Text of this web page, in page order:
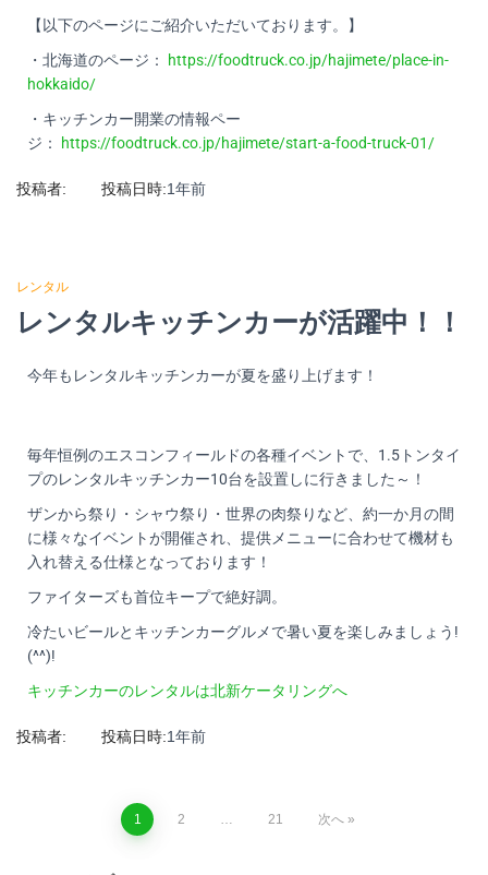
【以下のページにご紹介いただいております。】
・北海道のページ：
https://foodtruck.co.jp/hajimete/place-in-
hokkaido/
・キッチンカー開業の情報ペー
ジ：
https://foodtruck.co.jp/hajimete/start-a-food-truck-01/
投稿者: 投稿日時:1年前
レンタル
レンタルキッチンカーが活躍中！！
今年もレンタルキッチンカーが夏を盛り上げます！
毎年恒例のエスコンフィールドの各種イベントで、1.5トンタイ
プのレンタルキッチンカー10台を設置しに行きました～！
ザンから祭り・シャウ祭り・世界の肉祭りなど、約一か月の間
に様々なイベントが開催され、提供メニューに合わせて機材も
入れ替える仕様となっております！
ファイターズも首位キープで絶好調。
冷たいビールとキッチンカーグルメで暑い夏を楽しみましょう!
(^^)!
キッチンカーのレンタルは北新ケータリングへ
投稿者: 投稿日時:1年前
1 2 21 次へ